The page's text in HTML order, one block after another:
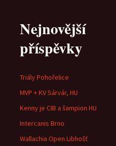
Nejnovější
příspěvky
Triály Pohořelice
MVP + KV Sárvár, HU
Kenny je CIB a šampion HU
Intercanis Brno
Wallachia Open Libhošť